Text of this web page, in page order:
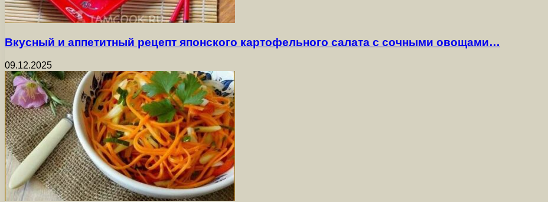
Вкусный и аппетитный рецепт японского картофельного салата с сочными овощами…
09.12.2025